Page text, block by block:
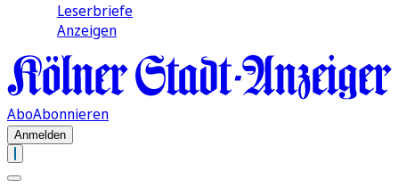
Leserbriefe
Anzeigen
AboAbonnieren
Anmelden